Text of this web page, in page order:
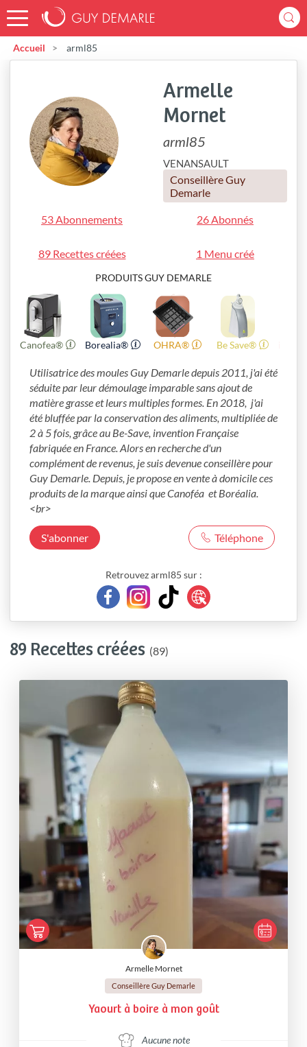
Accueil arml85
Armelle
Mornet
arml85
VENANSAULT
Conseillère Guy
Demarle
53 Abonnements 26 Abonnés
89 Recettes créées 1 Menu créé
PRODUITS GUY DEMARLE
Canofea® Borealia® OHRA® Be Save®
Utilisatrice des moules Guy Demarle depuis 2011, j'ai été
séduite par leur démoulage imparable sans ajout de
matière grasse et leurs multiples formes. En 2018,  j'ai
été bluffée par la conservation des aliments, multipliée de
2 à 5 fois, grâce au Be-Save, invention Française
fabriquée en France. Alors en recherche d'un
complément de revenus, je suis devenue conseillère pour
Guy Demarle. Depuis, je propose en vente à domicile ces
produits de la marque ainsi que Canoféa  et Boréalia.
<br>
S'abonner Téléphone
Retrouvez arml85 sur :
89 Recettes créées (89)
Armelle Mornet
Conseillère Guy Demarle
Yaourt à boire à mon goût
Aucune note